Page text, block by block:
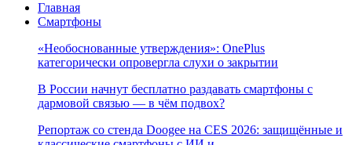
Главная
Смартфоны
«Необоснованные утверждения»: OnePlus
категорически опровергла слухи о закрытии
В России начнут бесплатно раздавать смартфоны с
дармовой связью — в чём подвох?
Репортаж со стенда Doogee на CES 2026: защищённые и